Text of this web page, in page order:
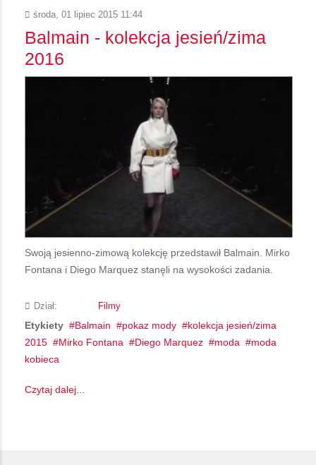
środa, 01 lipiec 2015 11:44
Balmain - kolekcja jesień/zima
2016
Swoją jesienno-zimową kolekcję przedstawił Balmain. Mirko
Fontana i Diego Marquez stanęli na wysokości zadania.
Dział: Filmy
Etykiety Balmain pokaz mody
kolekcja jesień/zima
2015
Mirko Fontana Diego Marquez moda
moda
kobieca
Czytaj dalej...